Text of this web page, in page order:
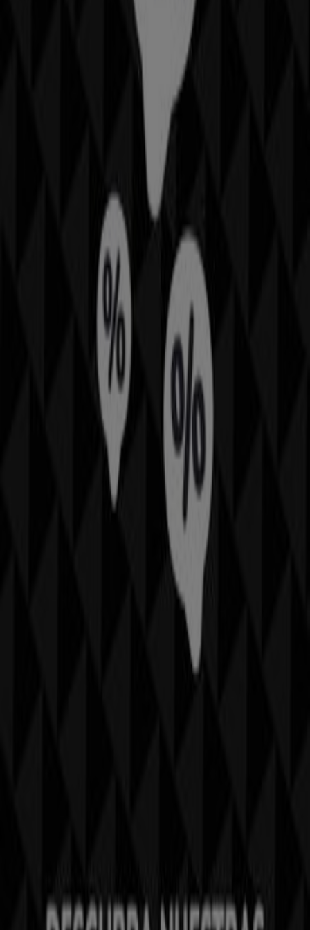
Bienvenido a la tienda de
en Tiendeo, donde
podrás descubrir las mejores
ofertas
de esta destacada marca del sector de
. Nuestra tienda física está ubicada en
, y en ella encontrarás
una amplia gama de productos de calidad que te
permitirán ahorrar durante todo el
En Tiendeo te ofrecemos toda la información actualizada
, como los horarios de apertura, las
ofertas exclusivas y la ubicación exacta de la tienda en
Ctro. Cial. La Barca Local B1
. Además, tendrás acceso a
los últimos catálogos de
Décimas
descubrir las promociones más recientes y aprovechar
grandes descuentos en productos de
Pontevedra
No pierdas la oportunidad de visitar la tienda de
Ctro. Cial. La Barca Local B1
de una experiencia de compra completa. Te invitamos a
explorar las promociones que tenemos para ti este
y mantenerte informado de las mejores ofertas
Pontevedra
. ¡Visítanos y empieza a
ahorrar hoy mismo!
Más información de Décimas
Ver otras tiendas de
Décimas en Pontevedra
tecnológica que está reinventando las compras locales
en todo el mundo.